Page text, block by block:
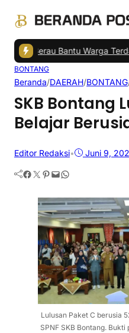
Berau Bantu Warga
BONTANG
Beranda/DAERAH/BONTANG
SKB Bontang
Belajar
Editor Redaksi• Juni 9,
Facebook Twitter Pinterest Mail WhatsApp
Lulusan Paket C berusia
SPNF SKB Bontang.